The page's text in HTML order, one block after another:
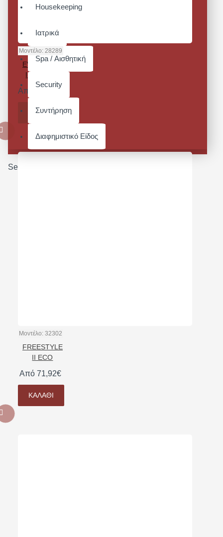
Housekeeping
Ιατρικά
Spa / Αισθητική
Security
Συντήρηση
Διαφημιστικό Είδος
Search
Μοντέλο: 28289
EVOLUTION
II - ΛΕΥΚΟ
Από 110,36€
ΚΑΛΆΘΙ
Μοντέλο: 32302
FREESTYLE
II ECO
Από 71,92€
ΚΑΛΆΘΙ